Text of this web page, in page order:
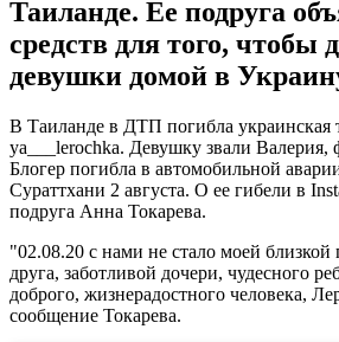
Таиланде. Ее подруга
средств для того, чтобы
девушки домой в
В Таиланде в ДТП погибла украинская
ya___lerochka. Девушку звали Валерия,
Блогер погибла в автомобильной
Сураттхани 2 августа. О ее гибели в
подруга Анна Токарева.
"02.08.20 с нами не стало моей близкой
друга, заботливой дочери, чудесного
доброго, жизнерадостного человека,
сообщение Токарева.